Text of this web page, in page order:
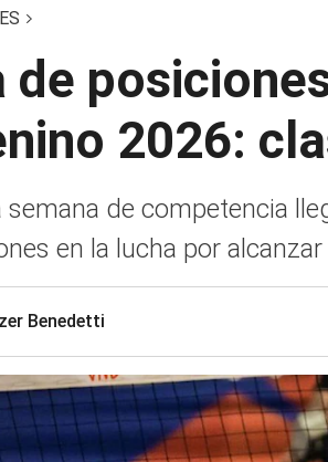
de
2026:
semana de competencia
en la lucha por alcanzar
Benedetti